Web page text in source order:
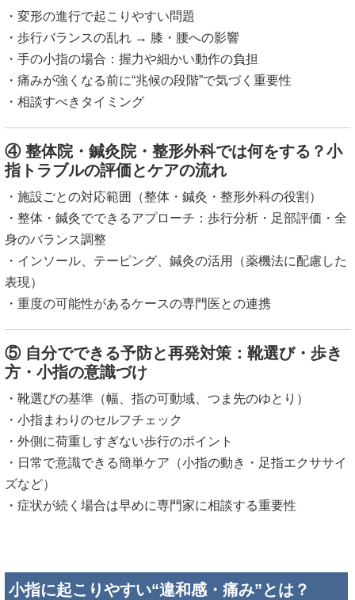
・変形の進行で起こりやすい問題
・歩行バランスの乱れ → 膝・腰への影響
・手の小指の場合：握力や細かい動作の負担
・痛みが強くなる前に“兆候の段階”で気づく重要性
・相談すべきタイミング
④ 整体院・鍼灸院・整形外科では何をする？小
指トラブルの評価とケアの流れ
・施設ごとの対応範囲（整体・鍼灸・整形外科の役割）
・整体・鍼灸でできるアプローチ：歩行分析・足部評価・全
身のバランス調整
・インソール、テーピング、鍼灸の活用（薬機法に配慮した
表現）
・重度の可能性があるケースの専門医との連携
⑤ 自分でできる予防と再発対策：靴選び・歩き
方・小指の意識づけ
・靴選びの基準（幅、指の可動域、つま先のゆとり）
・小指まわりのセルフチェック
・外側に荷重しすぎない歩行のポイント
・日常で意識できる簡単ケア（小指の動き・足指エクササイ
ズなど）
・症状が続く場合は早めに専門家に相談する重要性
小指に起こりやすい“違和感・痛み”とは？